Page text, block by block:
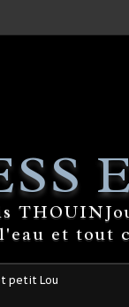
et tout
petit Lou